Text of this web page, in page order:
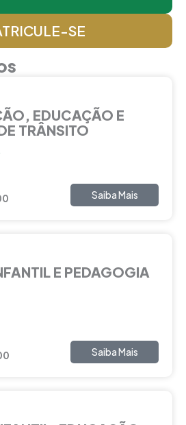
SE
EDUCAÇÃO E
TRÂNSITO
Saiba Mais
E PEDAGOGIA
Saiba Mais